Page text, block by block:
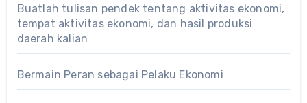
Buatlah tulisan pendek tentang aktivitas ekonomi,
tempat aktivitas ekonomi, dan hasil produksi
daerah kalian
Bermain Peran sebagai Pelaku Ekonomi